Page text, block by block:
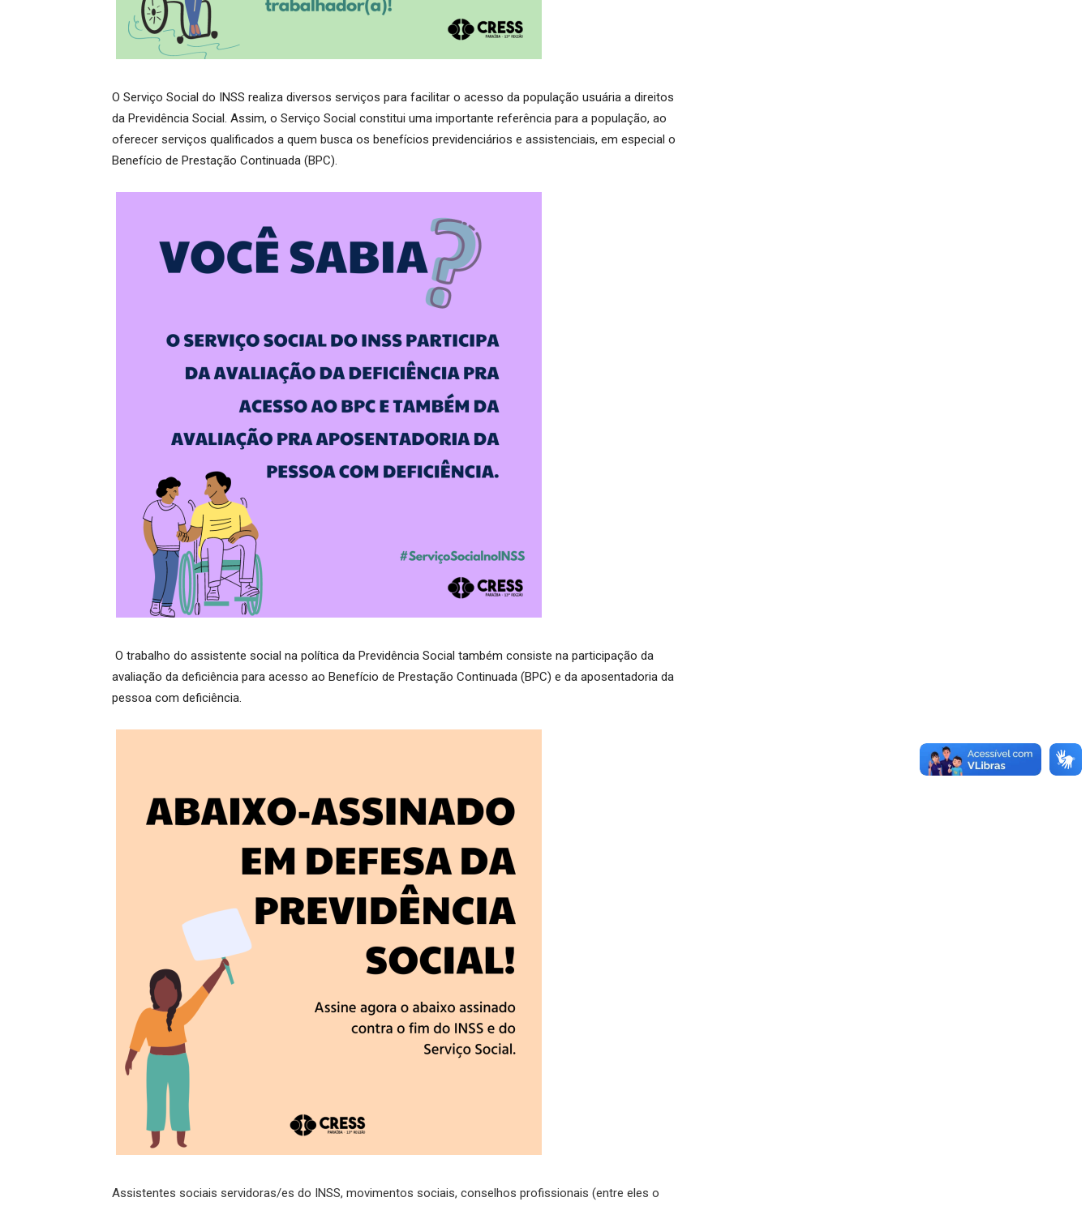
O Serviço Social do INSS realiza diversos serviços para facilitar o acesso da população usuária a direitos
da Previdência Social. Assim, o Serviço Social constitui uma importante referência para a população, ao
oferecer serviços qualificados a quem busca os benefícios previdenciários e assistenciais, em especial o
Benefício de Prestação Continuada (BPC).
O trabalho do assistente social na política da Previdência Social também consiste na participação da
avaliação da deficiência para acesso ao Benefício de Prestação Continuada (BPC) e da aposentadoria da
pessoa com deficiência.
Assistentes sociais servidoras/es do INSS, movimentos sociais, conselhos profissionais (entre eles o